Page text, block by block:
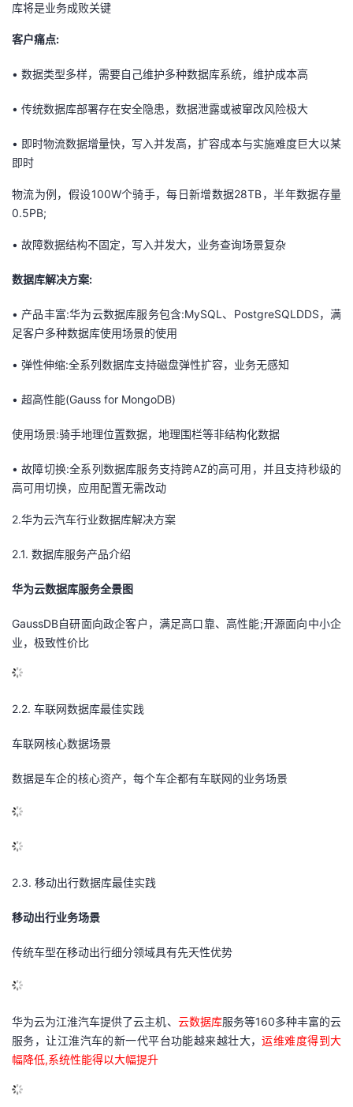
库将是业务成败关键
客户痛点:
• 数据类型多样，需要自己维护多种数据库系统，维护成本高
• 传统数据库部署存在安全隐患，数据泄露或被窜改风险极大
• 即时物流数据增量快，写入并发高，扩容成本与实施难度巨大以某
即时
物流为例，假设100W个骑手，每日新增数据28TB，半年数据存量
0.5PB;
• 故障数据结构不固定，写入并发大，业务查询场景复杂
数据库解决方案:
• 产品丰富:华为云数据库服务包含:MySQL、PostgreSQLDDS，满
足客户多种数据库使用场景的使用
• 弹性伸缩:全系列数据库支持磁盘弹性扩容，业务无感知
• 超高性能(Gauss for MongoDB)
使用场景:骑手地理位置数据，地理围栏等非结构化数据
•故障切换:全系列数据库服务支持跨AZ的高可用，并且支持秒级的
高可用切换，应用配置无需改动
2.华为云汽车行业数据库解决方案
2.1. 数据库服务产品介绍
华为云数据库服务全景图
GaussDB自研面向政企客户，满足高口靠、高性能;开源面向中小企
业，极致性价比
2.2. 车联网数据库最佳实践
车联网核心数据场景
数据是车企的核心资产，每个车企都有车联网的业务场景
2.3. 移动出行数据库最佳实践
移动出行业务场景
传统车型在移动出行细分领域具有先天性优势
华为云为江淮汽车提供了云主机、 云数据库服务等160多种丰富的云
服务，让江淮汽车的新一代平台功能越来越壮大，运维难度得到大
幅降低,系统性能得以大幅提升